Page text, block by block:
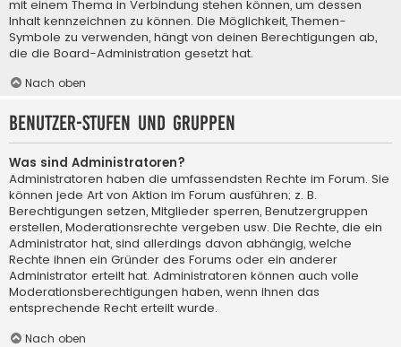
mit einem Thema in Verbindung stehen können, um dessen
Inhalt kennzeichnen zu können. Die Möglichkeit, Themen-
Symbole zu verwenden, hängt von deinen Berechtigungen ab,
die die Board-Administration gesetzt hat.
Nach oben
Benutzer-Stufen und Gruppen
Was sind Administratoren?
Administratoren haben die umfassendsten Rechte im Forum. Sie
können jede Art von Aktion im Forum ausführen; z. B.
Berechtigungen setzen, Mitglieder sperren, Benutzergruppen
erstellen, Moderationsrechte vergeben usw. Die Rechte, die ein
Administrator hat, sind allerdings davon abhängig, welche
Rechte ihnen ein Gründer des Forums oder ein anderer
Administrator erteilt hat. Administratoren können auch volle
Moderationsberechtigungen haben, wenn ihnen das
entsprechende Recht erteilt wurde.
Nach oben